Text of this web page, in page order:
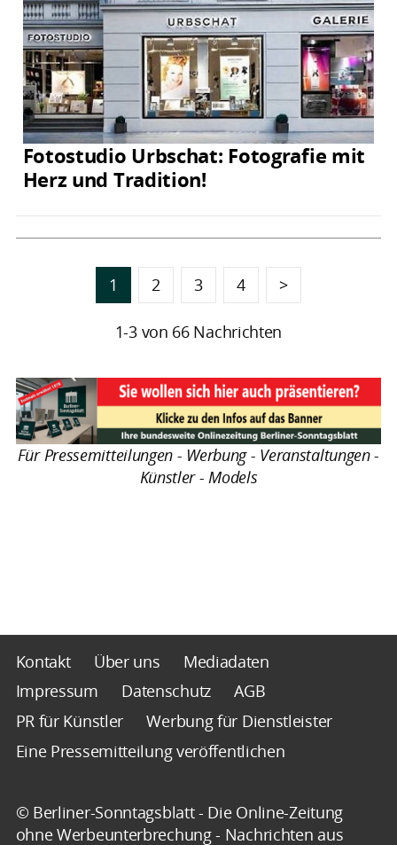
Fotostudio Urbschat: Fotografie mit
Herz und Tradition!
1 2 3 4 >
1-3 von 66 Nachrichten
Für Pressemitteilungen - Werbung - Veranstaltungen -
Künstler - Models
Kontakt Über uns
Mediadaten
Impressum
Datenschutz
AGB
PR für Künstler
Werbung für Dienstleister
Eine Pressemitteilung veröffentlichen
© Berliner-Sonntagsblatt - Die Online-Zeitung
ohne Werbeunterbrechung - Nachrichten aus